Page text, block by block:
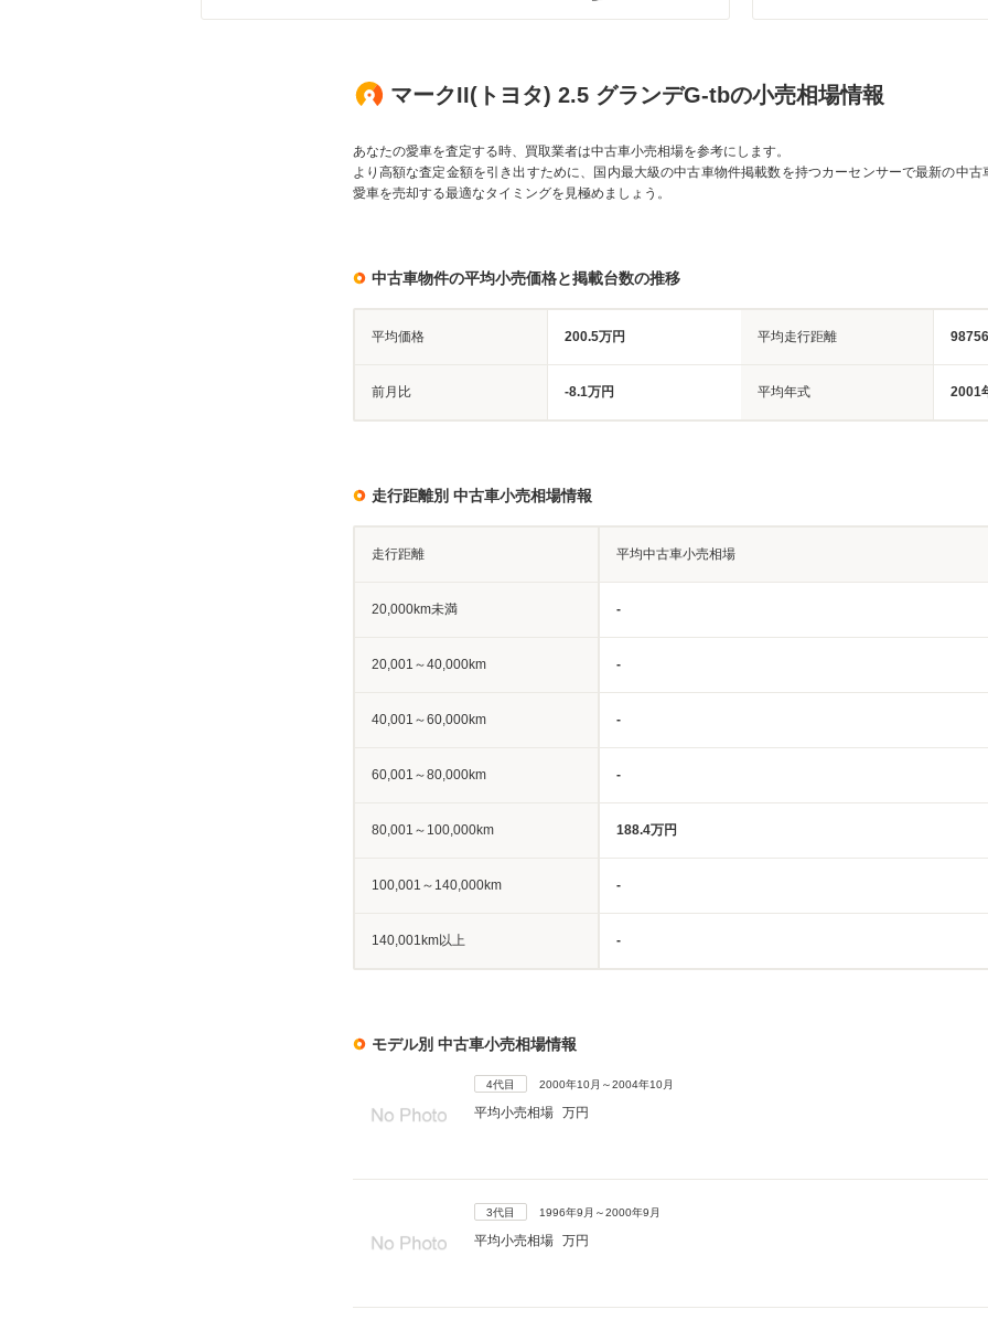
マークII(トヨタ) 2.5 グランデG-tbの小売相場情報
あなたの愛車を査定する時、買取業者は中古車小売相場を参考にします。
より高額な査定金額を引き出すために、国内最大級の中古車物件掲載数を持つカーセンサーで最新の中古
愛車を売却する最適なタイミングを見極めましょう。
中古車物件の平均小売価格と掲載台数の推移
平均価格 200.5万円 平均走行距離
前月比 -8.1万円 平均年式 2001
走行距離別 中古車小売相場情報
走行距離 平均中古車小売相場
20,000km未満 -
20,001～40,000km -
40,001～60,000km -
60,001～80,000km -
80,001～100,000km 188.4万円
100,001～140,000km -
140,001km以上 -
モデル別 中古車小売相場情報
4代目 2000年10月～2004年10月
平均小売相場 万円
3代目 1996年9月～2000年9月
平均小売相場 万円